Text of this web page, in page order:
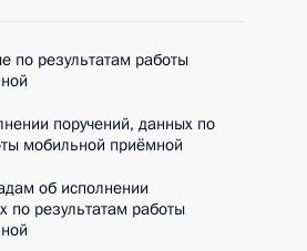
по результатам работы
поручений, данных по
мобильной приёмной
об исполнении
по результатам работы